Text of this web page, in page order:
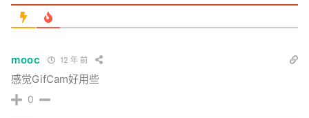
mooc 12 年 前
感觉GifCam好用些
0